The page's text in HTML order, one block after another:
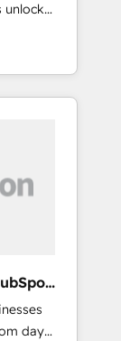
temps
unlock
see
getting
day